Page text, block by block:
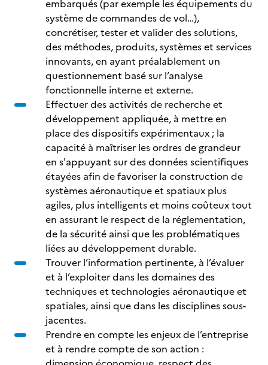
embarqués (par exemple les équipements du
système de commandes de vol…),
concrétiser, tester et valider des solutions,
des méthodes, produits, systèmes et services
innovants, en ayant préalablement un
questionnement basé sur l’analyse
fonctionnelle interne et externe.
Effectuer des activités de recherche et
développement appliquée, à mettre en
place des dispositifs expérimentaux ; la
capacité à maîtriser les ordres de grandeur
en s'appuyant sur des données scientifiques
étayées afin de favoriser la construction de
systèmes aéronautique et spatiaux plus
agiles, plus intelligents et moins coûteux tout
en assurant le respect de la réglementation,
de la sécurité ainsi que les problématiques
liées au développement durable.
Trouver l’information pertinente, à l’évaluer
et à l’exploiter dans les domaines des
techniques et technologies aéronautique et
spatiales, ainsi que dans les disciplines sous-
jacentes.
Prendre en compte les enjeux de l’entreprise
et à rendre compte de son action :